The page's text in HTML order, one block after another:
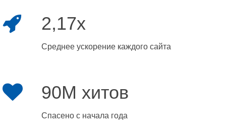
2,17x
Среднее ускорение каждого сайта
90M хитов
Спасено с начала года